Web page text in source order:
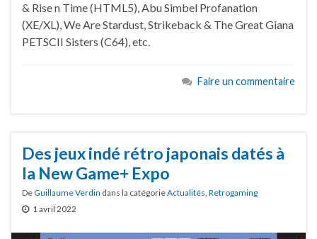
& Rise n Time (HTML5), Abu Simbel Profanation
(XE/XL), We Are Stardust, Strikeback & The Great Giana
PETSCII Sisters (C64), etc.
Faire un commentaire
Des jeux indé rétro japonais datés à
la New Game+ Expo
DeGuillaume Verdin dans la catégorieActualités Retrogaming
1 avril 2022